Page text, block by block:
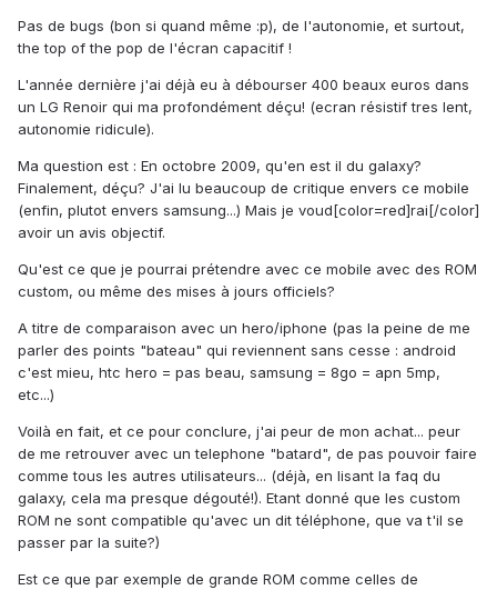
Pas de bugs (bon si quand même :p), de l'autonomie, et surtout,
the top of the pop de l'écran capacitif !
L'année dernière j'ai déjà eu à débourser 400 beaux euros dans
un LG Renoir qui ma profondément déçu! (ecran résistif tres lent,
autonomie ridicule).
Ma question est : En octobre 2009, qu'en est il du galaxy?
Finalement, déçu? J'ai lu beaucoup de critique envers ce mobile
(enfin, plutot envers samsung...) Mais je voud[color=red]rai[/color]
avoir un avis objectif.
Qu'est ce que je pourrai prétendre avec ce mobile avec des ROM
custom, ou même des mises à jours officiels?
A titre de comparaison avec un hero/iphone (pas la peine de me
parler des points "bateau" qui reviennent sans cesse : android
c'est mieu, htc hero = pas beau, samsung = 8go = apn 5mp,
etc...)
Voilà en fait, et ce pour conclure, j'ai peur de mon achat... peur
de me retrouver avec un telephone "batard", de pas pouvoir faire
comme tous les autres utilisateurs... (déjà, en lisant la faq du
galaxy, cela ma presque dégouté!). Etant donné que les custom
ROM ne sont compatible qu'avec un dit téléphone, que va t'il se
passer par la suite?)
Est ce que par exemple de grande ROM comme celles de